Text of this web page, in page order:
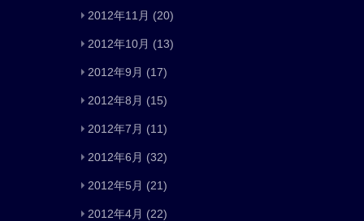
2012年11月 (20)
2012年10月 (13)
2012年9月 (17)
2012年8月 (15)
2012年7月 (11)
2012年6月 (32)
2012年5月 (21)
2012年4月 (22)